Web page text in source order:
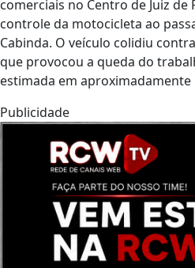
comerciais no Centro de Juiz
controle da motocicleta ao
Cabinda. O veículo colidiu
que provocou a queda do
estimada em aproximadamente
Publicidade